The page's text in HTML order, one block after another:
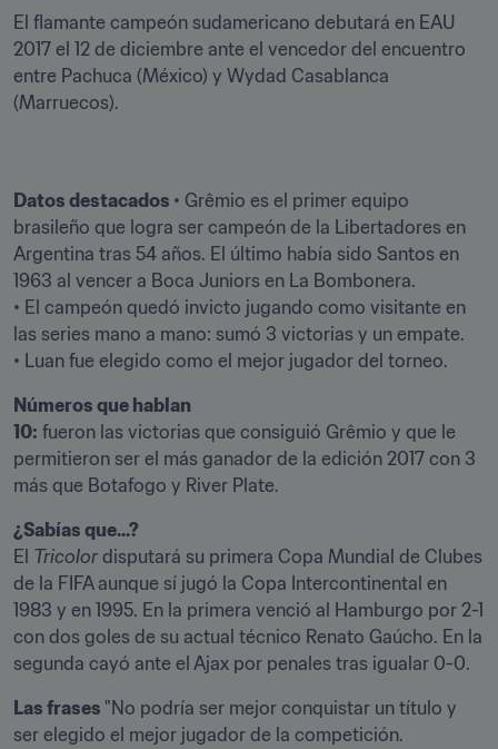
El flamante campeón sudamericano debutará en EAU
2017 el 12 de diciembre ante el vencedor del encuentro
entre Pachuca (México) y Wydad Casablanca
(Marruecos).
Datos destacados • Grêmio es el primer equipo
brasileño que logra ser campeón de la Libertadores en
Argentina tras 54 años. El último había sido Santos en
1963 al vencer a Boca Juniors en La Bombonera.
• El campeón quedó invicto jugando como visitante en
las series mano a mano: sumó 3 victorias y un empate.
• Luan fue elegido como el mejor jugador del torneo.
Números que hablan
10: fueron las victorias que consiguió Grêmio y que le
permitieron ser el más ganador de la edición 2017 con 3
más que Botafogo y River Plate.
¿Sabías que...?
El Tricolor disputará su primera Copa Mundial de Clubes
de la FIFA aunque sí jugó la Copa Intercontinental en
1983 y en 1995. En la primera venció al Hamburgo por 2-1
con dos goles de su actual técnico Renato Gaúcho. En la
segunda cayó ante el Ajax por penales tras igualar 0-0.
Las frases "No podría ser mejor conquistar un título y
ser elegido el mejor jugador de la competición.